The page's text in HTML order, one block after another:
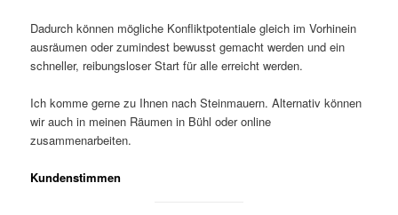
Dadurch können mögliche Konfliktpotentiale gleich im Vorhinein
ausräumen oder zumindest bewusst gemacht werden und ein
schneller, reibungsloser Start für alle erreicht werden.
Ich komme gerne zu Ihnen nach Steinmauern. Alternativ können
wir auch in meinen Räumen in Bühl oder online
zusammenarbeiten.
Kundenstimmen